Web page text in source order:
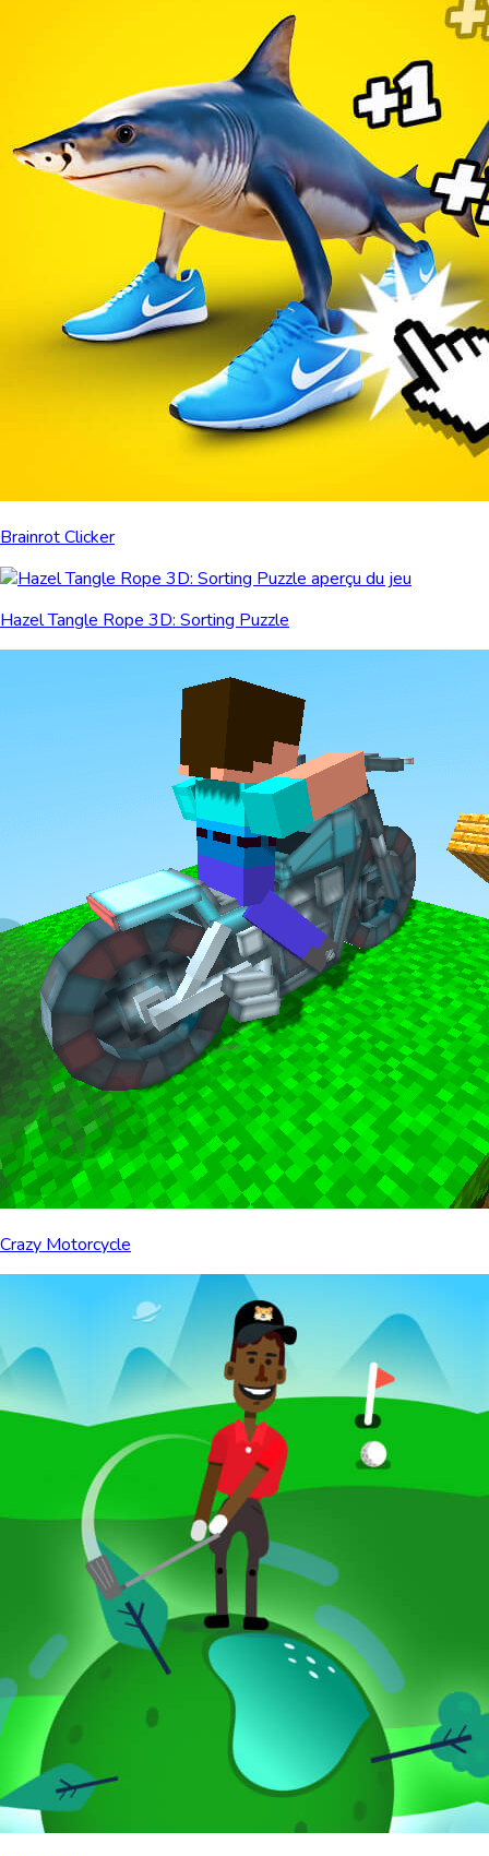
Brainrot Clicker
Hazel Tangle Rope 3D: Sorting Puzzle
Crazy Motorcycle